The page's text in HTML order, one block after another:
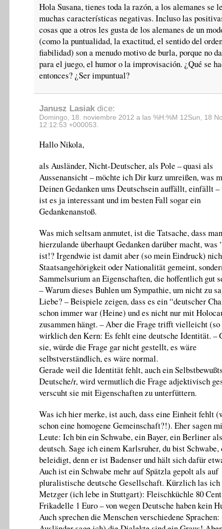
Hola Susana, tienes toda la razón, a los alemanes se
muchas características negativas. Incluso las
cosas que a otros les gusta de los alemanes de un
(como la puntualidad, la exactitud, el sentido del
fiabilidad) son a menudo motivo de burla, porque no
para el juego, el humor o la improvisación. ¿Qué se
entonces? ¿Ser impuntual?
Janusz Lasiak dice:
Domingo, 18. noviembre 2012 a las %H:%M 12Sun, 18
12:12:53 +000053.
Hallo Nikola,
als Ausländer, Nicht-Deutscher, als Pole – quasi als
Aussenansicht – möchte ich Dir kurz umreißen, was
Deinen Gedanken ums Deutschsein auffällt, einfällt
ist es ja interessant und im besten Fall sogar ein
Gedankenanstoß.
Was mich seltsam anmutet, ist die Tatsache, dass
hierzulande überhaupt Gedanken darüber macht, was
ist!? Irgendwie ist damit aber (so mein Eindruck)
Staatsangehörigkeit oder Nationalität gemeint,
Sammelsurium an Eigenschaften, die hoffentlich gut
– Warum dieses Buhlen um Sympathie, um nicht zu
Liebe? – Beispiele zeigen, dass es ein “deutscher
schon immer war (Heine) und es nicht nur mit
zusammen hängt. – Aber die Frage trifft vielleicht
wirklich den Kern: Es fehlt eine deutsche Identität. –
sie, würde die Frage gar nicht gestellt, es wäre
selbstverständlich, es wäre normal.
Gerade weil die Identität fehlt, auch ein
Deutsche/r, wird vermutlich die Frage adjektivisch
verscuht sie mit Eigenschaften zu unterfüttern.
Was ich hier merke, ist auch, dass eine Einheit fehlt
schon eine homogene Gemeinschaft?!). Eher sagen
Leute: Ich bin ein Schwabe, ein Bayer, ein Berliner
deutsch. Sage ich einem Karlsruher, du bist Schwabe,
beleidigt, denn er ist Badenser und hält sich dafür
Auch ist ein Schwabe mehr auf Spätzla gepolt als auf
pluralistische deutsche Gesellschaft. Kürzlich las ich
Metzger (ich lebe in Stuttgart): Fleischküchle 80
Frikadelle 1 Euro – von wegen Deutsche haben kein
Auch sprechen die Menschen verschiedene